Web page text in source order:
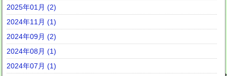
2025年01月 (2)
2024年11月 (1)
2024年09月 (2)
2024年08月 (1)
2024年07月 (1)